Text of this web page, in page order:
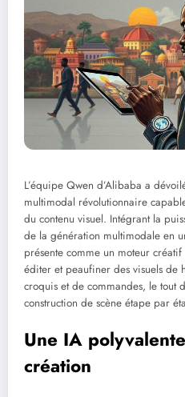
L’équipe Qwen d’Alibaba a
multimodal révolutionnaire
du contenu visuel. Intégrant la
de la génération multimodale en
présente comme un moteur
éditer et peaufiner des visuels de
croquis et de commandes, le tout
construction de scène étape par
Une IA
création